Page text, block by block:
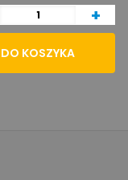
+
DO KOSZYKA